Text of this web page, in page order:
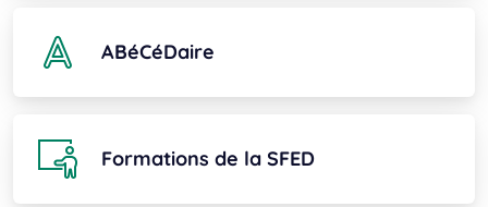
ABéCéDaire
Formations de la SFED